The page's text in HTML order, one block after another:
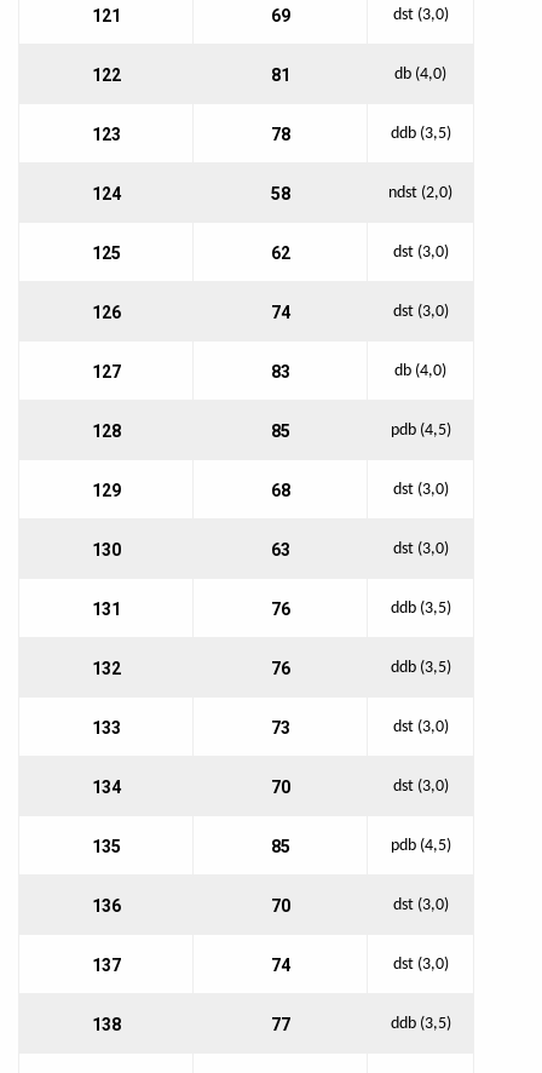
121 69 dst (3,0)
122 81 db (4,0)
123 78 ddb (3,5)
124 58 ndst (2,0)
125 62 dst (3,0)
126 74 dst (3,0)
127 83 db (4,0)
128 85 pdb (4,5)
129 68 dst (3,0)
130 63 dst (3,0)
131 76 ddb (3,5)
132 76 ddb (3,5)
133 73 dst (3,0)
134 70 dst (3,0)
135 85 pdb (4,5)
136 70 dst (3,0)
137 74 dst (3,0)
138 77 ddb (3,5)